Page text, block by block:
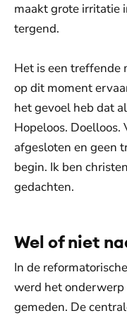
maakt grote irritatie
tergend.
Het is een treffende
op dit moment
het gevoel heb dat
Hopeloos.
afgesloten en geen
begin. Ik ben
gedachten.
Wel of niet
In de
werd het
gemeden. De